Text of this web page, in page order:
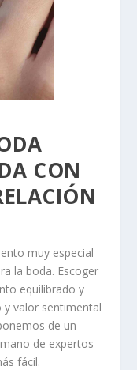
CON
muy especial
la boda. Escoger
equilibrado y
y valor sentimental
de un
de expertos
fácil.